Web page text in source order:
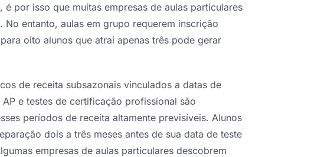
por isso que muitas empresas de aulas particulares
entanto, aulas em grupo requerem inscrição
oito alunos que atrai apenas três pode gerar
de receita subsazonais vinculados a datas de
e testes de certificação profissional são
períodos de receita altamente previsíveis. Alunos
dois a três meses antes de sua data de teste
empresas de aulas particulares descobrem